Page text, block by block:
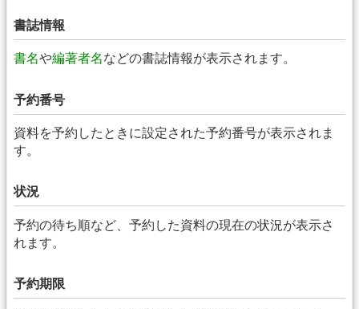
書誌情報
書名や編著者名などの書誌情報が表示されます。
予約番号
資料を予約したときに設定された予約番号が表示されま
す。
状況
予約の待ち順など、予約した資料の現在の状況が表示さ
れます。
予約期限